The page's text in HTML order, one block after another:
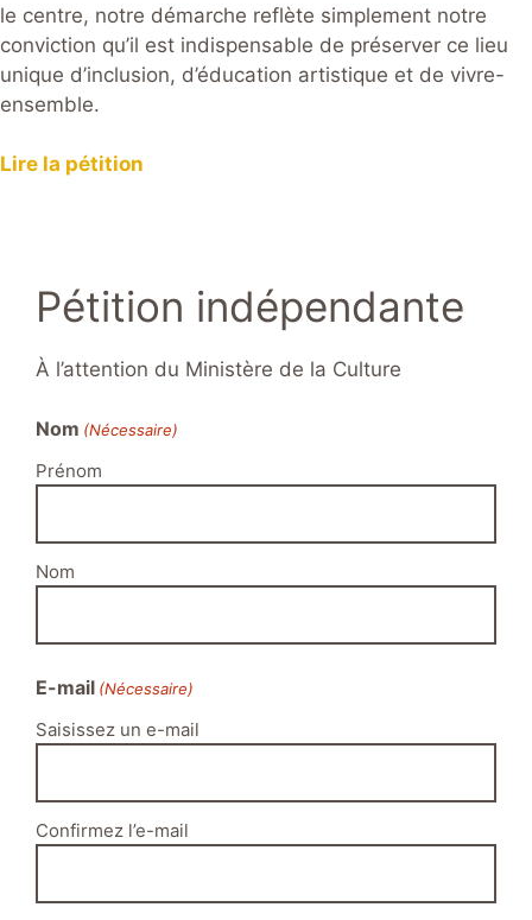
le centre, notre démarche reflète simplement notre
conviction qu’il est indispensable de préserver ce lieu
unique d’inclusion, d’éducation artistique et de vivre-
ensemble.
Lire la pétition
Pétition indépendante
À l’attention du Ministère de la Culture
Nom (Nécessaire)
Prénom
Nom
E-mail (Nécessaire)
Saisissez un e-mail
Confirmez l’e-mail